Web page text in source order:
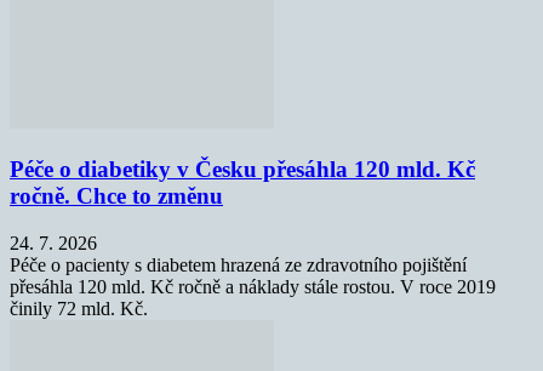
Péče o diabetiky v Česku přesáhla 120 mld. Kč
ročně. Chce to změnu
24. 7. 2026
Péče o pacienty s diabetem hrazená ze zdravotního pojištění
přesáhla 120 mld. Kč ročně a náklady stále rostou. V roce 2019
činily 72 mld. Kč.